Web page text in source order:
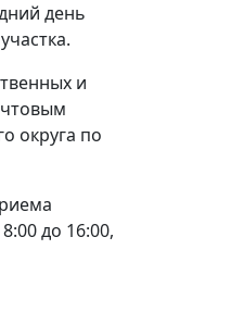
день
и
округа по
до 16:00,